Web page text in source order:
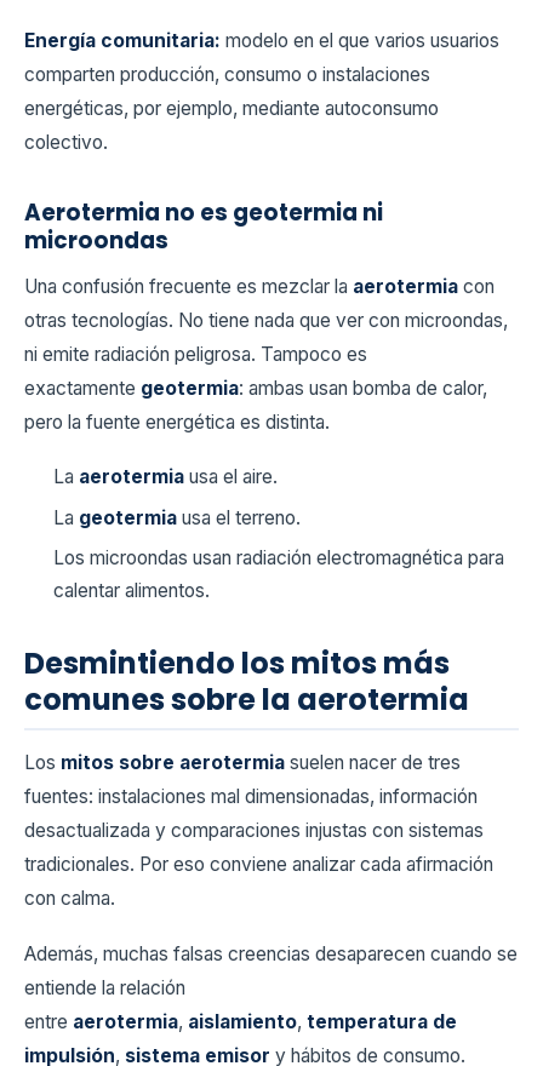
Energía comunitaria: modelo en el que varios usuarios
comparten producción, consumo o instalaciones
energéticas, por ejemplo, mediante autoconsumo
colectivo.
Aerotermia no es geotermia ni
microondas
Una confusión frecuente es mezclar la aerotermia con
otras tecnologías. No tiene nada que ver con microondas,
ni emite radiación peligrosa. Tampoco es
exactamente geotermia: ambas usan bomba de calor,
pero la fuente energética es distinta.
La aerotermia usa el aire.
La geotermia usa el terreno.
Los microondas usan radiación electromagnética para
calentar alimentos.
Desmintiendo los mitos más
comunes sobre la aerotermia
Los mitos sobre aerotermia suelen nacer de tres
fuentes: instalaciones mal dimensionadas, información
desactualizada y comparaciones injustas con sistemas
tradicionales. Por eso conviene analizar cada afirmación
con calma.
Además, muchas falsas creencias desaparecen cuando se
entiende la relación
entre aerotermia, aislamiento, temperatura de
impulsión, sistema emisor y hábitos de consumo.